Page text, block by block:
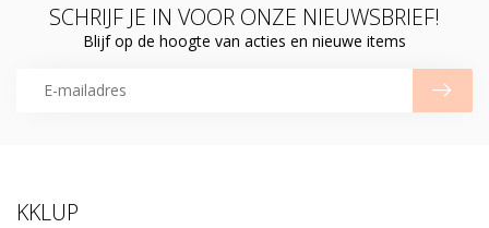
SCHRIJF JE IN VOOR ONZE NIEUWSBRIEF!
Blijf op de hoogte van acties en nieuwe items
KKLUP